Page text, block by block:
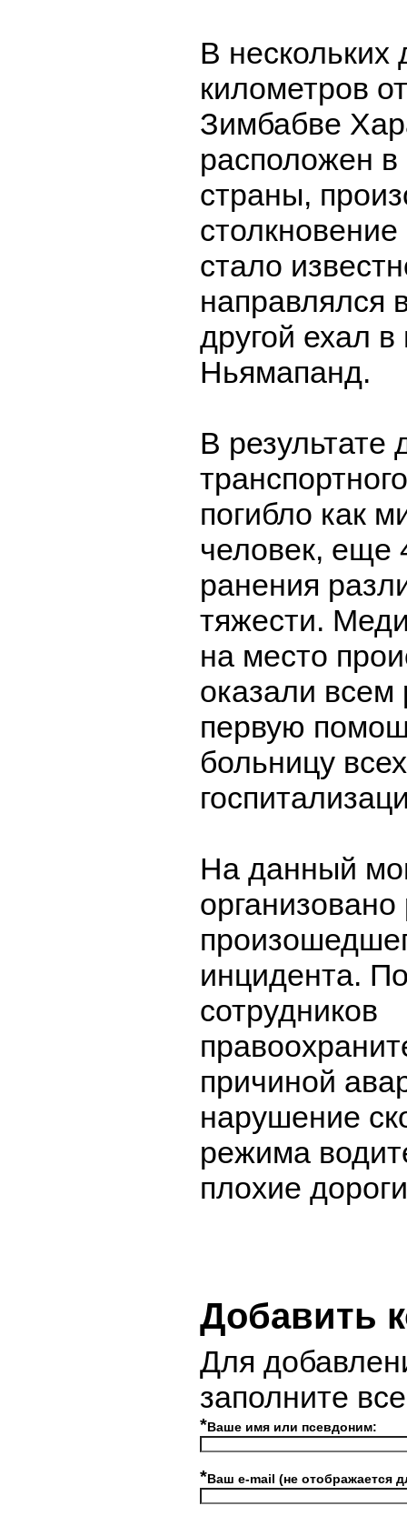
В нескольких
километров
Зимбабве
расположен в
страны,
стало
направлялся
другой ехал в
Ньямапанд.
В результате
погибло как
человек, еще
ранения
тяжести.
на место
оказали
первую
больницу
На данный
инцидента.
сотрудников
причиной
нарушение
режима
плохие
Добавить
Для
заполните
*Ваше имя или псевдоним:
*Ваш e-mail (не отображается